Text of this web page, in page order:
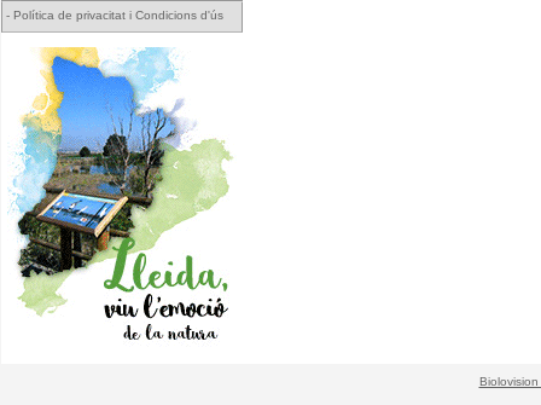
- Política de privacitat i Condicions d'ús
Biolovision